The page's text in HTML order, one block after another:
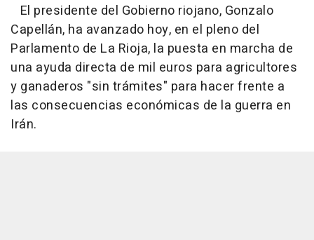
El presidente del Gobierno riojano, Gonzalo
Capellán, ha avanzado hoy, en el pleno del
Parlamento de La Rioja, la puesta en marcha de
una ayuda directa de mil euros para agricultores
y ganaderos "sin trámites" para hacer frente a
las consecuencias económicas de la guerra en
Irán.